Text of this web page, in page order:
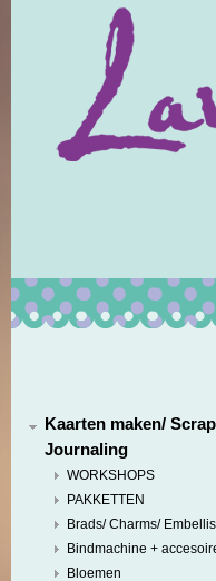
Kaarten maken/
Journaling
WORKSHOPS
PAKKETTEN
Brads/ Charms/
Bindmachine +
Bloemen